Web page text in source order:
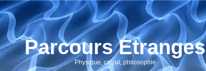
Parcours Etranges
Physique, calcul, philosophie